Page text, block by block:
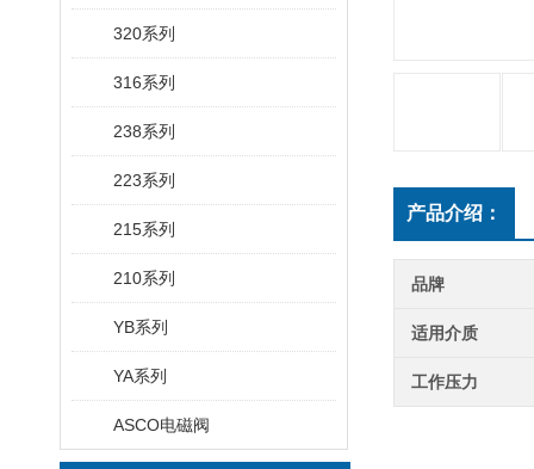
320系列
316系列
238系列
223系列
215系列
210系列
YB系列
YA系列
ASCO电磁阀
产品介绍：
品牌
适用介质
工作压力